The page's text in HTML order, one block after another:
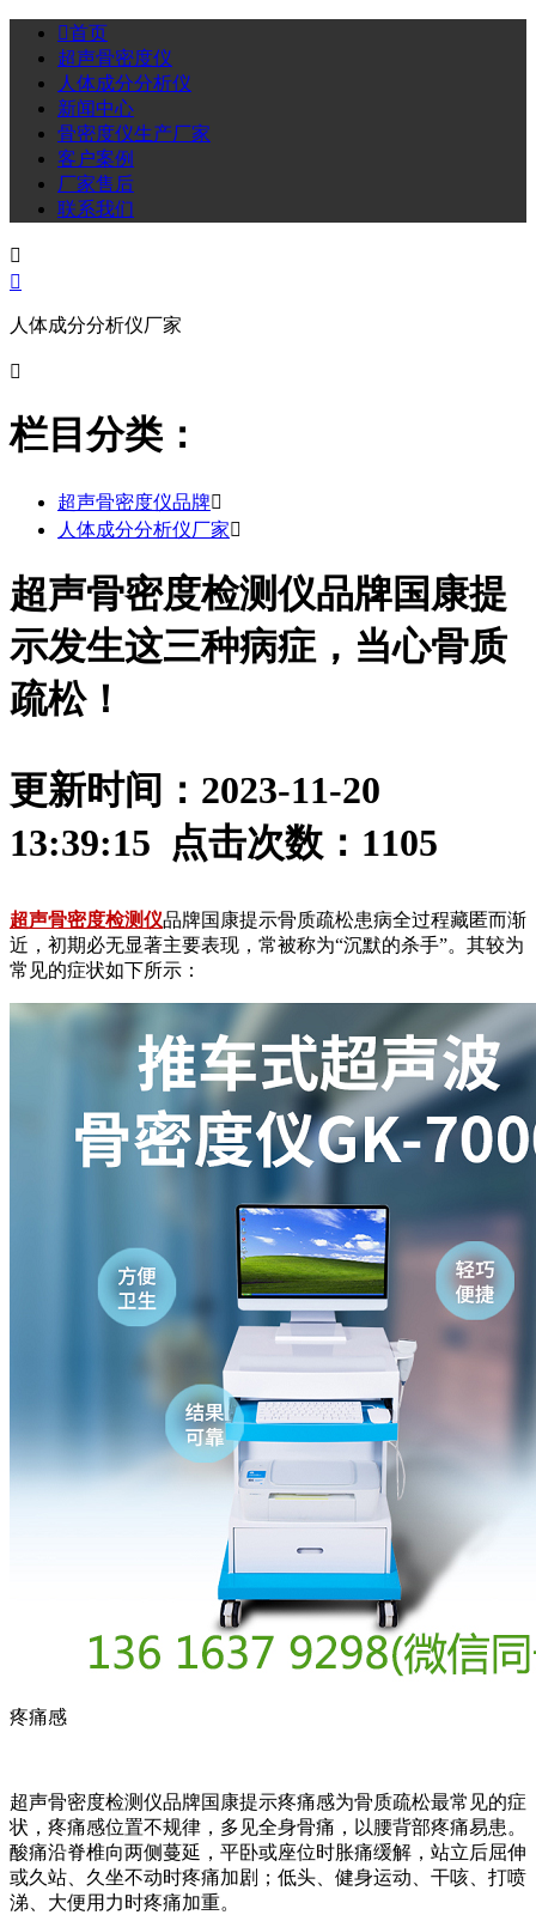
首页
超声骨密度仪
人体成分分析仪
新闻中心
骨密度仪生产厂家
客户案例
厂家售后
联系我们


人体成分分析仪厂家

栏目分类：
超声骨密度仪品牌
人体成分分析仪厂家
超声骨密度检测仪品牌国康提
示发生这三种病症，当心骨质
疏松！
更新时间：2023-11-20
13:39:15 点击次数： 1105
超声骨密度检测仪品牌国康提示骨质疏松患病全过程藏匿而渐
近，初期必无显著主要表现，常被称为“沉默的杀手”。其较为
常见的症状如下所示：
疼痛感
超声骨密度检测仪品牌国康提示疼痛感为骨质疏松最常见的症
状，疼痛感位置不规律，多见全身骨痛，以腰背部疼痛易患。
酸痛沿脊椎向两侧蔓延，平卧或座位时胀痛缓解，站立后屈伸
或久站、久坐不动时疼痛加剧；低头、健身运动、干咳、打喷
涕、大便用力时疼痛加重。